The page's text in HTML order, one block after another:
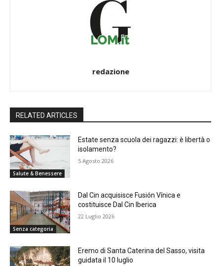
redazione
RELATED ARTICLES
Salute & Benessere
Estate senza scuola dei ragazzi: è libertà o
isolamento?
5 Agosto 2026
Senza categoria
Dal Cin acquisisce Fusión Vínica e
costituisce Dal Cin Iberica
22 Luglio 2026
Eremo di Santa Caterina del Sasso, visita
guidata il 10 luglio